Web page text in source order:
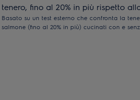
tenero, fino al 20% in più rispetto
Basato su un test esterno che confronta la
salmone (fino al 20% in più) cucinati con e